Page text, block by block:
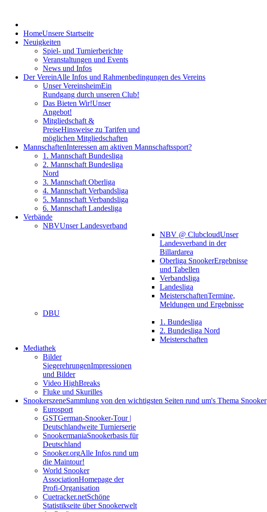
HomeUnsere Startseite
Neuigkeiten
Spiel- und Turnierberichte
Veranstaltungen und Events
News und Infos
Der VereinAlle Infos und Rahmenbedingungen des Vereins
Unser VereinsheimEin
Rundgang durch unseren Club!
Das Bieten Wir!Unser
Angebot!
Mitgliedschaft &
PreiseHinsweise zu Tarifen und
möglichen Mitgliedschaften
MannschaftenInteressen am aktiven Mannschaftssport?
1. Mannschaft Bundesliga
2. Mannschaft Bundesliga
Nord
3. Mannschaft Oberliga
4. Mannschaft Verbandsliga
5. Mannschaft Verbandsliga
6. Mannschaft Landesliga
Verbände
NBVUnser Landesverband
NBV @ ClubcloudUnser
Landesverband in der
Billardarea
Oberliga SnookerErgebnisse
und Tabellen
Verbandsliga
Landesliga
MeisterschaftenTermine,
Meldungen und Ergebnisse
DBU
1. Bundesliga
2. Bundesliga Nord
Meisterschaften
Mediathek
Bilder
SiegerehrungenImpressionen
und Bilder
Video HighBreaks
Fluke und Skurilles
SnookerszeneSammlung von den wichtigsten Seiten rund um's Thema Snooker
Eurosport
GSTGerman-Snooker-Tour |
Deutschlandweite Turnierserie
SnookermaniaSnookerbasis für
Deutschland
Snooker.orgAlle Infos rund um
die Maintour!
World Snooker
AssociationHomepage der
Profi-Organisation
Cuetracker.netSchöne
Statistikseite über Snookerwelt